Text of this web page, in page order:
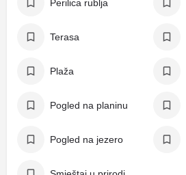
Perilica rublja
Terasa
Plaža
Pogled na planinu
Pogled na jezero